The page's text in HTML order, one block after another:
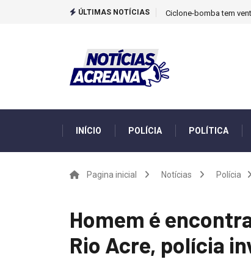
ÚLTIMAS NOTÍCIAS Ciclone-bomba tem
INÍCIO POLÍCIA POLÍTICA
Pagina inicial Notícias Polícia
Homem é
Rio Acre, polícia